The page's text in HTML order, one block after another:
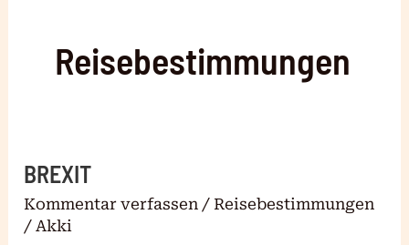
Reisebestimmungen
BREXIT
Kommentar verfassen / Reisebestimmungen
/Akki
BREXIT